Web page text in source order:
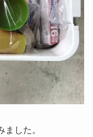
した。